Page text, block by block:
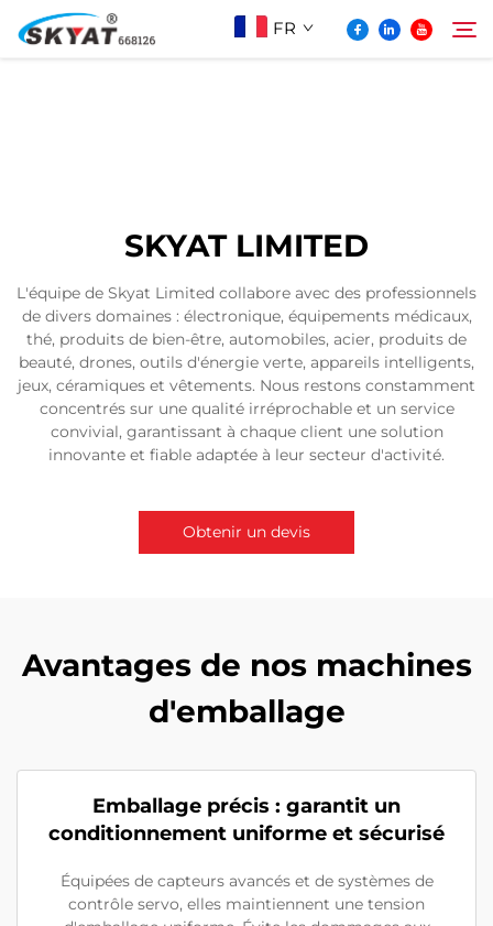
FR
Vidéo Et Application
Projets
SKYAT LIMITED
L'équipe de Skyat Limited collabore avec des professionnels
de divers domaines : électronique, équipements médicaux,
thé, produits de bien-être, automobiles, acier, produits de
beauté, drones, outils d'énergie verte, appareils intelligents,
jeux, céramiques et vêtements. Nous restons constamment
concentrés sur une qualité irréprochable et un service
convivial, garantissant à chaque client une solution
innovante et fiable adaptée à leur secteur d'activité.
Obtenir un devis
Avantages de nos machines
d'emballage
Emballage précis : garantit un
conditionnement uniforme et sécurisé
Équipées de capteurs avancés et de systèmes de
contrôle servo, elles maintiennent une tension